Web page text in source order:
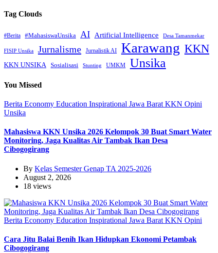
Tag Clouds
#Berita #MahasiswaUnsika AI Artificial Intelligence Desa Tamanmekar
FISIP Unsika Jurnalisme Jurnalistik AI Karawang KKN
KKN UNSIKA Sosialisasi Stunting UMKM Unsika
You Missed
Berita Economy Education Inspirational Jawa Barat KKN Opini
Unsika
Mahasiswa KKN Unsika 2026 Kelompok 30 Buat Smart Water
Monitoring, Jaga Kualitas Air Tambak Ikan Desa
Cibogogirang
By Kelas Semester Genap TA 2025-2026
August 2, 2026
18 views
Berita Economy Education Inspirational Jawa Barat KKN Opini
Cara Jitu Balai Benih Ikan Hidupkan Ekonomi Petambak
Cibogogirang